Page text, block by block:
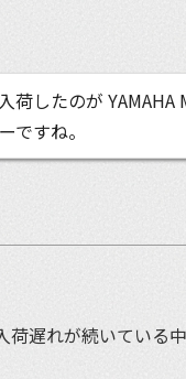
荷したのが YAMAHA
ですね。
遅れが続いている